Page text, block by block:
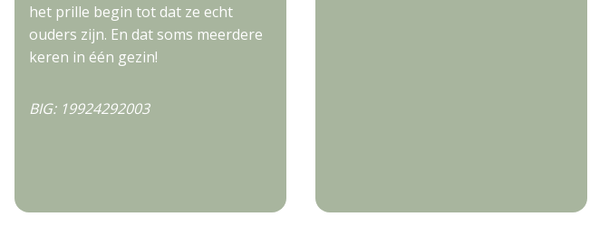
het prille begin tot dat ze echt
ouders zijn. En dat soms meerdere
keren in één gezin!
BIG: 19924292003